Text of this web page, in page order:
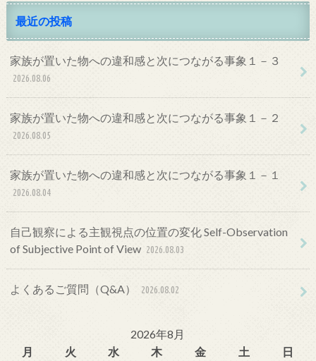
最近の投稿
家族が置いた物への違和感と次につながる事象１－３
2026.08.06
家族が置いた物への違和感と次につながる事象１－２
2026.08.05
家族が置いた物への違和感と次につながる事象１－１
2026.08.04
自己観察による主観視点の位置の変化 Self-Observation
of Subjective Point of View 2026.08.03
よくあるご質問（Q&A） 2026.08.02
2026年8月
月
火 水 木 金 土
日